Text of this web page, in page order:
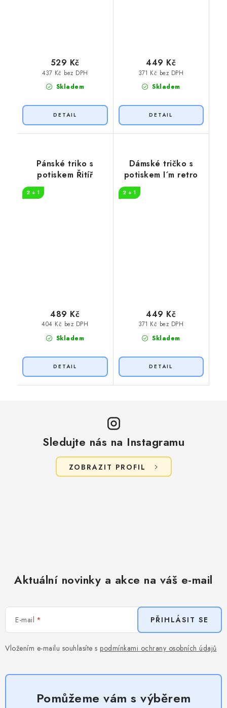
Skladem
437 Kč bez DPH
529 Kč
Skladem
371 Kč bez DPH
449 Kč
Pánské triko s
potiskem Řitíř
2 + 1
Skladem
404 Kč bez DPH
489 Kč
Dámské tričko s
potiskem I´m retro
2 + 1
Skladem
371 Kč bez DPH
449 Kč
Sledujte nás na Instagramu
ZOBRAZIT PROFIL
Aktuální novinky a akce na váš e-mail
E-mail
Vložením e-mailu souhlasíte s podmínkami ochrany osobních údajů
PŘIHLÁSIT SE
Pomůžeme vám s výběrem